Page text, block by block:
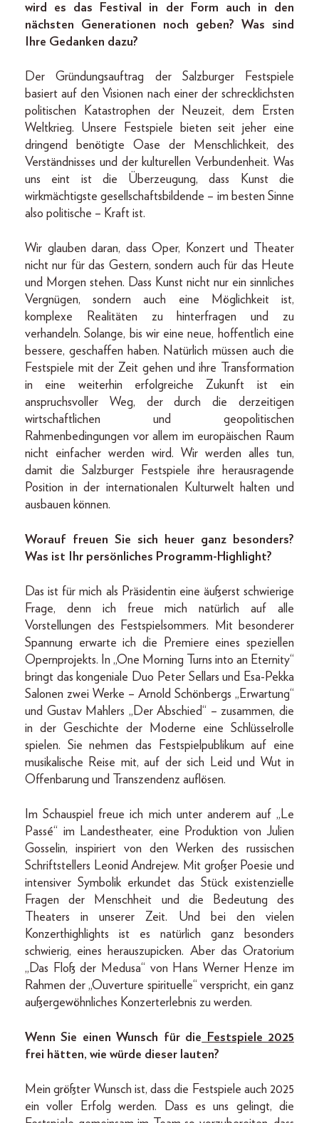
wird es das Festival in der Form auch in den
nächsten Generationen noch geben? Was sind
Ihre Gedanken dazu?
Der Gründungsauftrag der Salzburger Festspiele
basiert auf den Visionen nach einer der schrecklichsten
politischen Katastrophen der Neuzeit, dem Ersten
Weltkrieg. Unsere Festspiele bieten seit jeher eine
dringend benötigte Oase der Menschlichkeit, des
Verständnisses und der kulturellen Verbundenheit. Was
uns eint ist die Überzeugung, dass Kunst die
wirkmächtigste gesellschaftsbildende – im besten Sinne
also politische – Kraft ist.
Wir glauben daran, dass Oper, Konzert und Theater
nicht nur für das Gestern, sondern auch für das Heute
und Morgen stehen. Dass Kunst nicht nur ein sinnliches
Vergnügen, sondern auch eine Möglichkeit ist,
komplexe Realitäten zu hinterfragen und zu
verhandeln. Solange, bis wir eine neue, hoffentlich eine
bessere, geschaffen haben. Natürlich müssen auch die
Festspiele mit der Zeit gehen und ihre Transformation
in eine weiterhin erfolgreiche Zukunft ist ein
anspruchsvoller Weg, der durch die derzeitigen
wirtschaftlichen und geopolitischen
Rahmenbedingungen vor allem im europäischen Raum
nicht einfacher werden wird. Wir werden alles tun,
damit die Salzburger Festspiele ihre herausragende
Position in der internationalen Kulturwelt halten und
ausbauen können.
Worauf freuen Sie sich heuer ganz besonders?
Was ist Ihr persönliches Programm-Highlight?
Das ist für mich als Präsidentin eine äußerst schwierige
Frage, denn ich freue mich natürlich auf alle
Vorstellungen des Festspielsommers. Mit besonderer
Spannung erwarte ich die Premiere eines speziellen
Opernprojekts. In „One Morning Turns into an Eternity“
bringt das kongeniale Duo Peter Sellars und Esa-Pekka
Salonen zwei Werke – Arnold Schönbergs „Erwartung“
und Gustav Mahlers „Der Abschied“ – zusammen, die
in der Geschichte der Moderne eine Schlüsselrolle
spielen. Sie nehmen das Festspielpublikum auf eine
musikalische Reise mit, auf der sich Leid und Wut in
Offenbarung und Transzendenz auflösen.
Im Schauspiel freue ich mich unter anderem auf „Le
Passé“ im Landestheater, eine Produktion von Julien
Gosselin, inspiriert von den Werken des russischen
Schriftstellers Leonid Andrejew. Mit großer Poesie und
intensiver Symbolik erkundet das Stück existenzielle
Fragen der Menschheit und die Bedeutung des
Theaters in unserer Zeit. Und bei den vielen
Konzerthighlights ist es natürlich ganz besonders
schwierig, eines herauszupicken. Aber das Oratorium
„Das Floß der Medusa“ von Hans Werner Henze im
Rahmen der „Ouverture spirituelle“ verspricht, ein ganz
außergewöhnliches Konzerterlebnis zu werden.
Wenn Sie einen Wunsch für die Festspiele 2025
frei hätten, wie würde dieser lauten?
Mein größter Wunsch ist, dass die Festspiele auch 2025
ein voller Erfolg werden. Dass es uns gelingt, die